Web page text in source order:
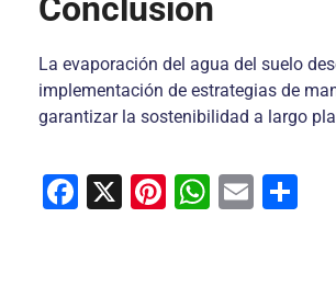
Conclusión
La evaporación del agua del suelo
implementación de estrategias de
garantizar la sostenibilidad a largo
F
X
Pi W E